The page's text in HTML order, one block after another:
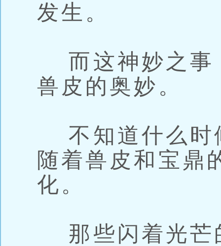
发生。
而这神妙之事
兽皮的奥妙。
不知道什么时
随着兽皮和宝鼎
化。
那些闪着光芒